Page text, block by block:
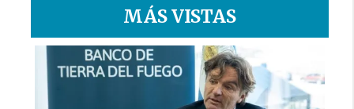
MÁS VISTAS
1